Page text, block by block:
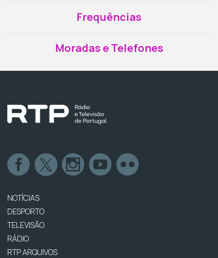
Frequências
Moradas e Telefones
NOTÍCIAS
DESPORTO
TELEVISÃO
RÁDIO
RTP ARQUIVOS